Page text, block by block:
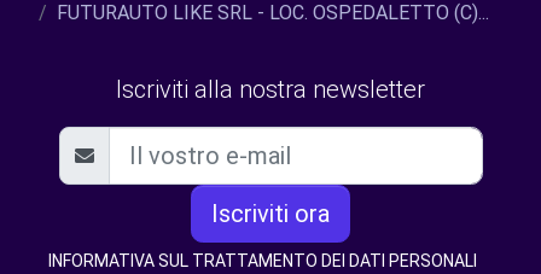
FUTURAUTO LIKE SRL - LOC. OSPEDALETTO (C)...
Iscriviti alla nostra newsletter
Iscriviti ora
INFORMATIVA SUL TRATTAMENTO DEI DATI PERSONALI